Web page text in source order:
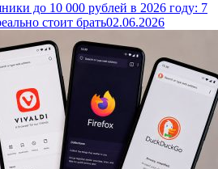
до 10 000 рублей в 2026 году: 7
стоит брать02.06.2026